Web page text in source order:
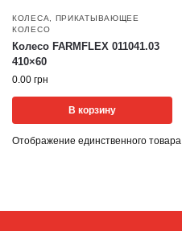
КОЛЕСА
ПРИКАТЫВАЮЩЕЕ
КОЛЕСО
Колесо FARMFLEX 011041.03
410×60
0.00 грн
В корзину
Отображение единственного товара